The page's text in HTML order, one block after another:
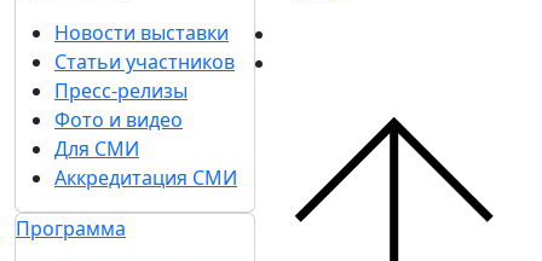
Новости выставки
Статьи участников
Пресс-релизы
Фото и видео
Для СМИ
Аккредитация СМИ
Программа